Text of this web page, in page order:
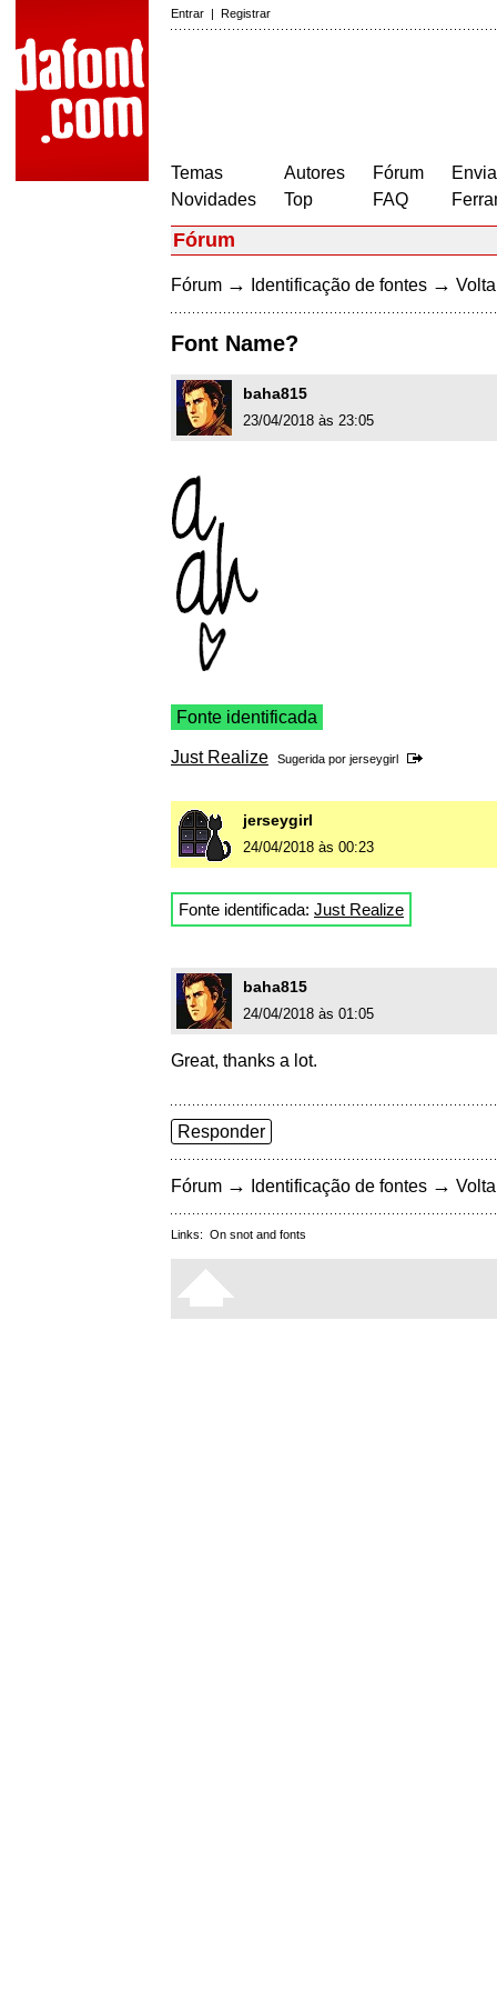
Entrar | Registrar
Temas
Novidades
Autores
Top
Fórum
FAQ
Fórum
Fórum → Identificação de fontes →
Font Name?
baha815
23/04/2018 às 23:05
Fonte identificada
Just Realize Sugerida por jerseygirl
jerseygirl
24/04/2018 às 00:23
Fonte identificada: Just Realize
baha815
24/04/2018 às 01:05
Great, thanks a lot.
Responder
Fórum → Identificação de fontes →
Links: On snot and fonts